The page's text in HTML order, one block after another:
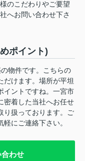
のこだわりやご要望
へお問い合わせ下さ
ポイント)
物件です。こちらの
だけます。場所が平坦
イントですね。一宮市
密着した当社へお任せ
り扱っております。ご
にご連絡下さい。
わせ